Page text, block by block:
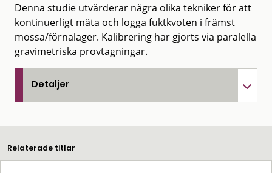
Denna studie utvärderar några olika tekniker för att
kontinuerligt mäta och logga fuktkvoten i främst
mossa/förnalager. Kalibrering har gjorts via paralella
gravimetriska provtagningar.
Detaljer
Relaterade titlar